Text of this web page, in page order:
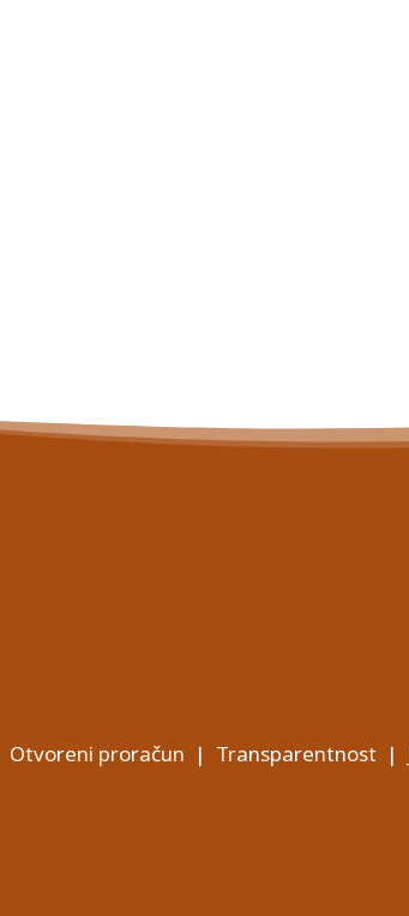
Otvoreni proračun | Transparentnost |